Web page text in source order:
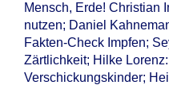
Mensch, Erde! Christian
nutzen; Daniel
Fakten-Check Impfen;
Zärtlichkeit; Hilke
Verschickungskinder;